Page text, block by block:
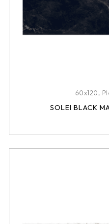
60x120,
SOLEI BLACK